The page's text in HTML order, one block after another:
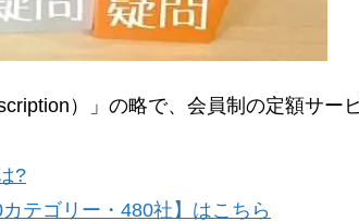
）」の略で、会員制の定額サー
?
テゴリー・480社】はこちら